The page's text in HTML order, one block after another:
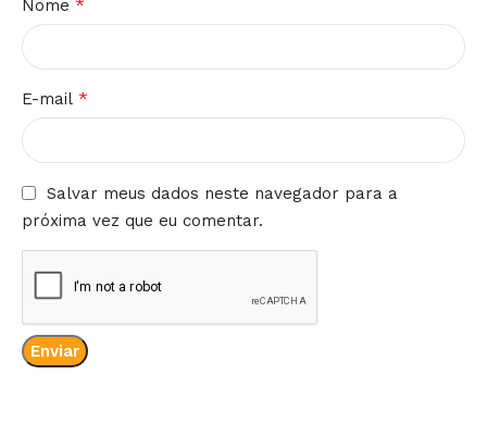
Nome *
E-mail *
Salvar meus dados neste navegador para a
próxima vez que eu comentar.